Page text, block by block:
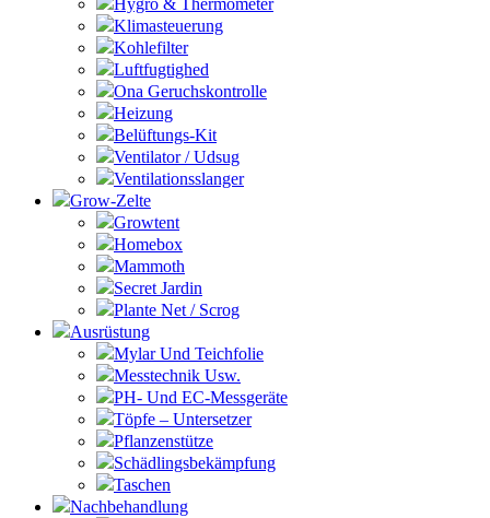
Hygro & Thermometer
Klimasteuerung
Kohlefilter
Luftfugtighed
Ona Geruchskontrolle
Heizung
Belüftungs-Kit
Ventilator / Udsug
Ventilationsslanger
Grow-Zelte
Growtent
Homebox
Mammoth
Secret Jardin
Plante Net / Scrog
Ausrüstung
Mylar Und Teichfolie
Messtechnik Usw.
PH- Und EC-Messgeräte
Töpfe – Untersetzer
Pflanzenstütze
Schädlingsbekämpfung
Taschen
Nachbehandlung